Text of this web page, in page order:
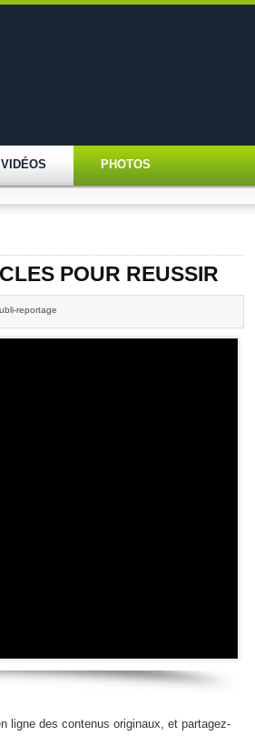
VIDÉOS PHOTOS
POUR REUSSIR
reportage
ligne des contenus originaux, et partagez-